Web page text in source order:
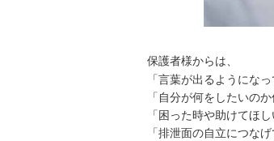
保護者様からは、
「言葉が出るようになっ
「自分が何をしたいの
「困った時や助けてほ
「排泄面の自立につなげ